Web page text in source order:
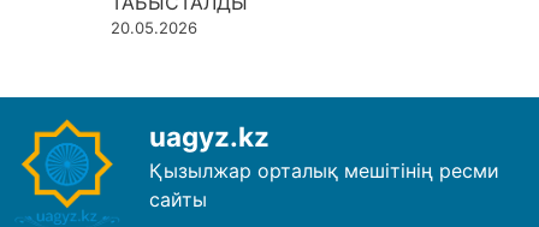
20.05.2026
uagyz.kz
Қызылжар орталық мешітінің ресми
сайты